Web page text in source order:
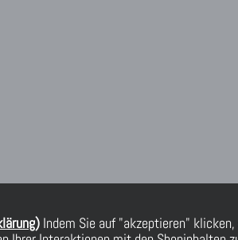
Indem Sie auf "akzeptieren"